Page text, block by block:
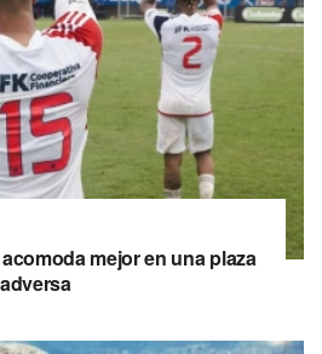
mejor en una plaza